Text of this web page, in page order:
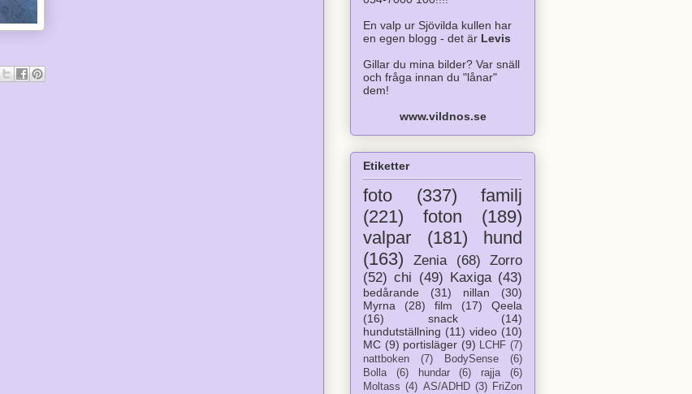
En valp ur Sjövilda kullen har
en egen blogg - det är Levis
Gillar du mina bilder? Var snäll
och fråga innan du "lånar"
dem!
www.vildnos.se
Etiketter
foto (337)
familj
(221)
foton
(189)
valpar
(181)
hund
(163)
Zenia (68)
Zorro
(52) chi (49) Kaxiga (43)
bedårande (31) nillan
(30)
Myrna
(28) film (17)
Qeela
(16)
snack
(14)
hundutställning (11) video (10)
MC (9) portisläger (9) LCHF (7)
nattboken
(7) BodySense
(6)
Bolla
(6) hundar (6) rajja
(6)
Moltass (4) AS/ADHD (3) FriZon